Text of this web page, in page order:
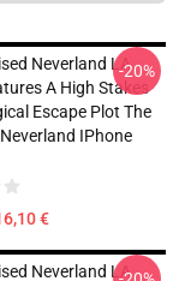
Neverland LA
A High Stakes
Escape Plot The
IPhone
€
-20%
Neverland LA